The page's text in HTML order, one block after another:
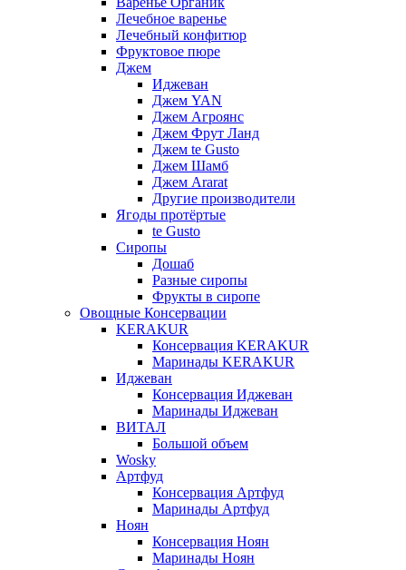
Лечебное варенье
Лечебный конфитюр
Фруктовое пюре
Джем
Иджеван
Джем YAN
Джем Агроянс
Джем Фрут Ланд
Джем te Gusto
Джем Шамб
Джем Ararat
Другие производители
Ягоды протёртые
te Gusto
Сиропы
Дошаб
Разные сиропы
Фрукты в сиропе
Овощные Консервации
KERAKUR
Консервация KERAKUR
Маринады KERAKUR
Иджеван
Консервация Иджеван
Маринады Иджеван
ВИТАЛ
Большой объем
Wosky
Артфуд
Консервация Артфуд
Маринады Артфуд
Ноян
Консервация Ноян
Маринады Ноян